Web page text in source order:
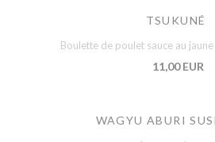
TSUKUNÉ
Boulette de poulet sauce au
11,00 EUR
WAGYU ABURI